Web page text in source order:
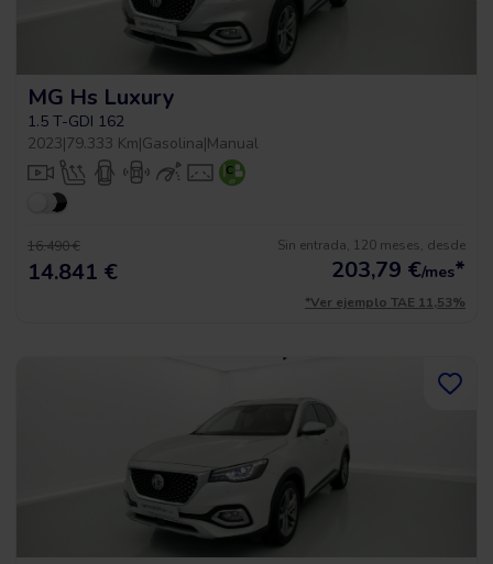
MG Hs Luxury
1.5 T-GDI 162
2023|79.333 Km|Gasolina|Manual
16.490 €
14.841 €
Sin entrada, 120 meses, desde
203,79 €/mes*
*Ver ejemplo TAE 11,53%